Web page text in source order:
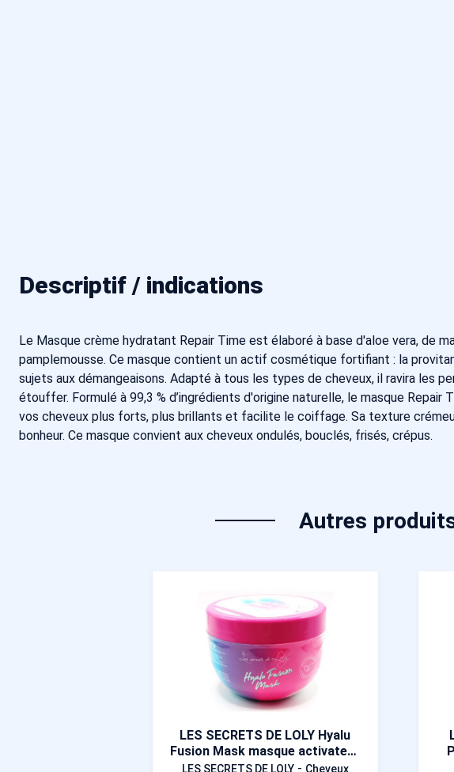
Descriptif / indications
Le Masque crème hydratant Repair Time est élaboré à base d'aloe vera, de
pamplemousse. Ce masque contient un actif cosmétique fortifiant : la
sujets aux démangeaisons. Adapté à tous les types de cheveux, il ravira les
étouffer. Formulé à 99,3 % d’ingrédients d'origine naturelle, le masque
vos cheveux plus forts, plus brillants et facilite le coiffage. Sa texture
bonheur. Ce masque convient aux cheveux ondulés, bouclés, frisés, crépus.
Autres
LES SECRETS DE LOLY Hyalu
Fusion Mask masque activateur
de boucles 300 ml
LES SECRETS DE LOLY - Cheveux